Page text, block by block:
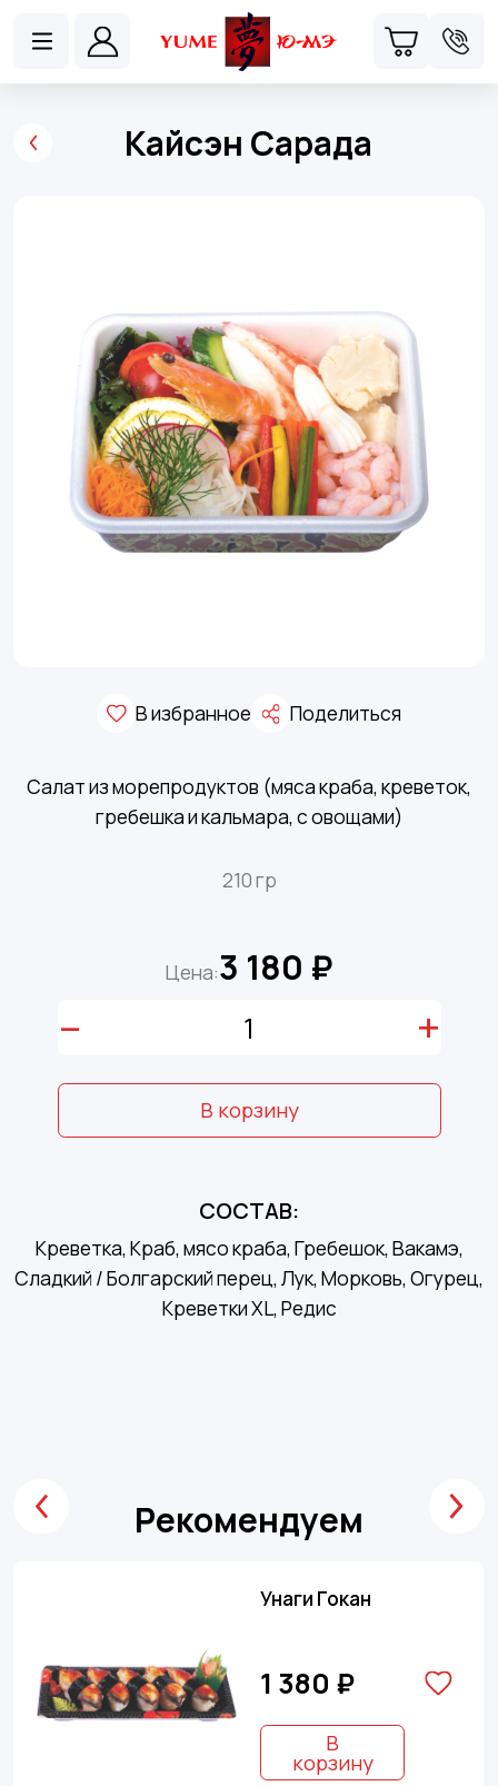
Кайсэн Сарада
В избранное Поделиться
Салат из морепродуктов (мяса краба, креветок,
гребешка и кальмара, с овощами)
210 гр
Цена:3 180 ₽
– +
В корзину
СОСТАВ:
Креветка, Краб, мясо краба, Гребешок, Вакамэ,
Сладкий / Болгарский перец, Лук, Морковь, Огурец,
Креветки XL, Редис
Рекомендуем
Унаги Гокан
1 380 ₽
В
корзину